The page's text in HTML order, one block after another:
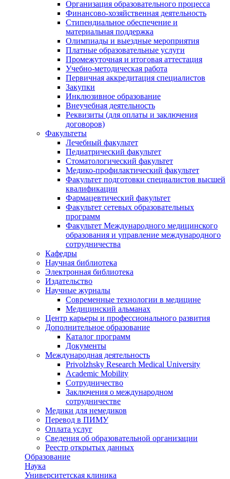
Организация образовательного процесса
Финансово-хозяйственная деятельность
Стипендиальное обеспечение и
материальная поддержка
Олимпиады и выездные мероприятия
Платные образовательные услуги
Промежуточная и итоговая аттестация
Учебно-методическая работа
Первичная аккредитация специалистов
Закупки
Инклюзивное образование
Внеучебная деятельность
Реквизиты (для оплаты и заключения
договоров)
Факультеты
Лечебный факультет
Педиатрический факультет
Стоматологический факультет
Медико-профилактический факультет
Факультет подготовки специалистов высшей
квалификации
Фармацевтический факультет
Факультет сетевых образовательных
программ
Факультет Международного медицинского
образования и управление международного
сотрудничества
Кафедры
Научная библиотека
Электронная библиотека
Издательство
Научные журналы
Современные технологии в медицине
Медицинский альманах
Центр карьеры и профессионального развития
Дополнительное образование
Каталог программ
Документы
Международная деятельность
Privolzhsky Research Medical University
Academic Mobility
Сотрудничество
Заключения о международном
сотрудничестве
Медики для немедиков
Перевод в ПИМУ
Оплата услуг
Сведения об образовательной организации
Реестр открытых данных
Образование
Наука
Университетская клиника